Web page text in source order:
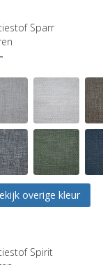
Sparr
overige kleur
Spirit